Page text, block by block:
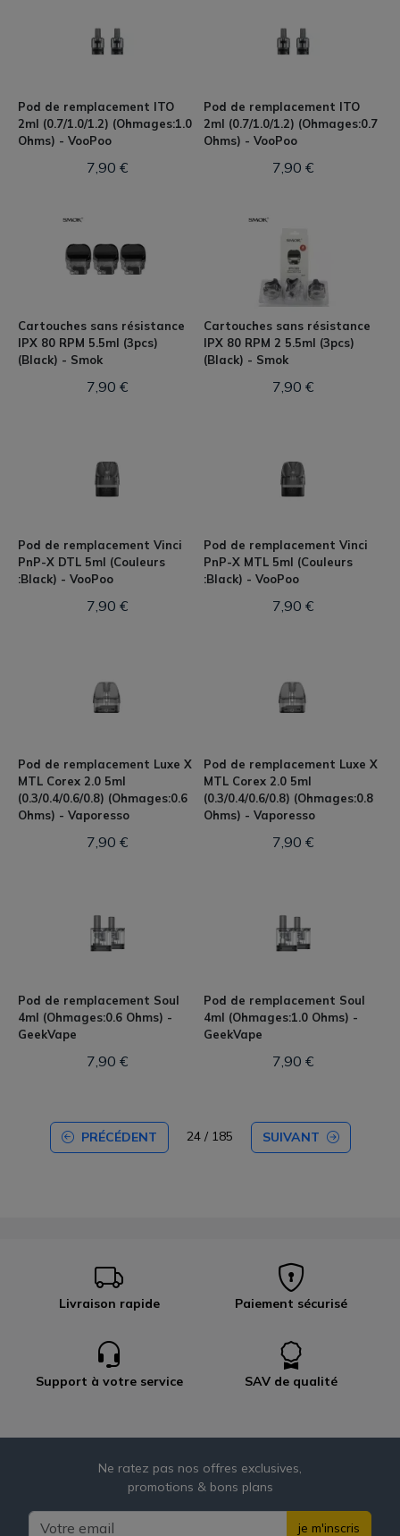
Pod de remplacement ITO
2ml (0.7/1.0/1.2) (Ohmages:1.0
Ohms) - VooPoo
7,90 €
Pod de remplacement ITO
2ml (0.7/1.0/1.2) (Ohmages:0.7
Ohms) - VooPoo
7,90 €
Cartouches sans résistance
IPX 80 RPM 5.5ml (3pcs)
(Black) - Smok
7,90 €
Cartouches sans résistance
IPX 80 RPM 2 5.5ml (3pcs)
(Black) - Smok
7,90 €
Pod de remplacement Vinci
PnP-X DTL 5ml (Couleurs
:Black) - VooPoo
7,90 €
Pod de remplacement Vinci
PnP-X MTL 5ml (Couleurs
:Black) - VooPoo
7,90 €
Pod de remplacement Luxe X
MTL Corex 2.0 5ml
(0.3/0.4/0.6/0.8) (Ohmages:0.6
Ohms) - Vaporesso
7,90 €
Pod de remplacement Luxe X
MTL Corex 2.0 5ml
(0.3/0.4/0.6/0.8) (Ohmages:0.8
Ohms) - Vaporesso
7,90 €
Pod de remplacement Soul
4ml (Ohmages:0.6 Ohms) -
GeekVape
7,90 €
Pod de remplacement Soul
4ml (Ohmages:1.0 Ohms) -
GeekVape
7,90 €
PRÉCÉDENT 24 / 185 SUIVANT
Livraison rapide Paiement sécurisé
Support à votre service SAV de qualité
Ne ratez pas nos offres exclusives,
promotions & bons plans
je m'inscris